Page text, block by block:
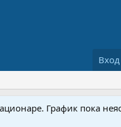
Вход
График пока